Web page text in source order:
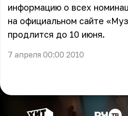
информацию о всех
на официальном сайте
продлится до 10 июня.
7 апреля 00:00 2010